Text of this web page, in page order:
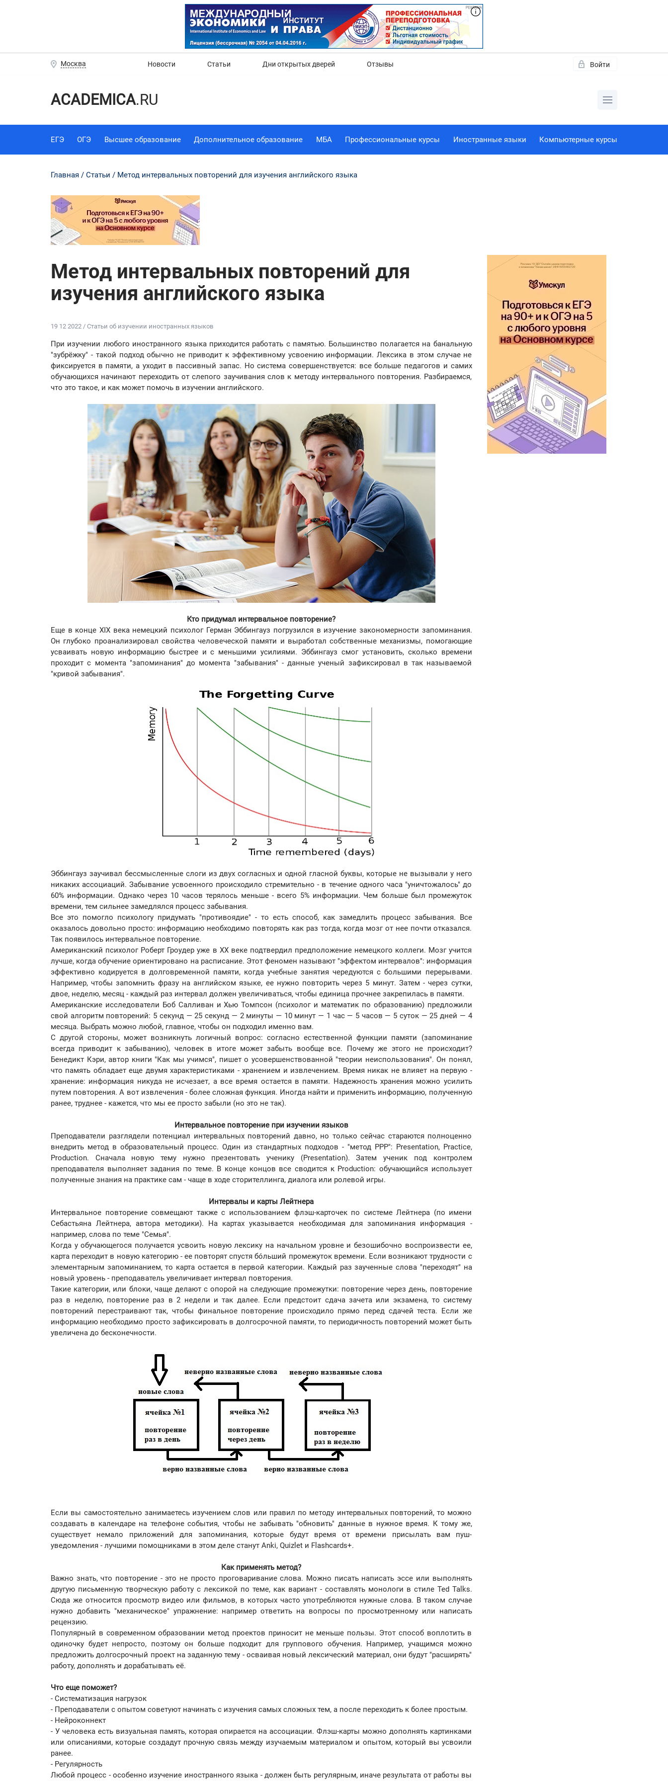
Москва Новости Статьи Дни открытых дверей Отзывы Войти
ACADEMICA.RU
ЕГЭ ОГЭ Высшее образование Дополнительное образование МБА Профессиональные курсы Иностранные языки Компьютерные курсы
Главная Статьи Метод интервальных повторений для изучения английского языка
Метод интервальных повторений для
изучения английского языка
19 12 2022 / Статьи об изучении иностранных языков
При изучении любого иностранного языка приходится работать с памятью. Большинство полагается на банальную
"зубрёжку" - такой подход обычно не приводит к эффективному усвоению информации. Лексика в этом случае не
фиксируется в памяти, а уходит в пассивный запас. Но система совершенствуется: все больше педагогов и самих
обучающихся начинают переходить от слепого заучивания слов к методу интервального повторения. Разбираемся,
что это такое, и как может помочь в изучении английского.
Кто придумал интервальное повторение?
Еще в конце XIX века немецкий психолог Герман Эббингауз погрузился в изучение закономерности запоминания.
Он глубоко проанализировал свойства человеческой памяти и выработал собственные механизмы, помогающие
усваивать новую информацию быстрее и с меньшими усилиями. Эббингауз смог установить, сколько времени
проходит с момента "запоминания" до момента "забывания" - данные ученый зафиксировал в так называемой
"кривой забывания".
Эббингауз заучивал бессмысленные слоги из двух согласных и одной гласной буквы, которые не вызывали у него
никаких ассоциаций. Забывание усвоенного происходило стремительно - в течение одного часа "уничтожалось" до
60% информации. Однако через 10 часов терялось меньше - всего 5% информации. Чем больше был промежуток
времени, тем сильнее замедлялся процесс забывания.
Все это помогло психологу придумать "противоядие" - то есть способ, как замедлить процесс забывания. Все
оказалось довольно просто: информацию необходимо повторять как раз тогда, когда мозг от нее почти отказался.
Так появилось интервальное повторение.
Американский психолог Роберт Гроудер уже в XX веке подтвердил предположение немецкого коллеги. Мозг учится
лучше, когда обучение ориентировано на расписание. Этот феномен называют "эффектом интервалов": информация
эффективно кодируется в долговременной памяти, когда учебные занятия чередуются с большими перерывами.
Например, чтобы запомнить фразу на английском языке, ее нужно повторить через 5 минут. Затем - через сутки,
двое, неделю, месяц - каждый раз интервал должен увеличиваться, чтобы единица прочнее закрепилась в памяти.
Американские исследователи Боб Салливан и Хью Томпсон (психолог и математик по образованию) предложили
свой алгоритм повторений: 5 секунд — 25 секунд — 2 минуты — 10 минут — 1 час — 5 часов — 5 суток — 25 дней — 4
месяца. Выбрать можно любой, главное, чтобы он подходил именно вам.
С другой стороны, может возникнуть логичный вопрос: согласно естественной функции памяти (запоминание
всегда приводит к забыванию), человек в итоге может забыть вообще все. Почему же этого не происходит?
Бенедикт Кэри, автор книги "Как мы учимся", пишет о усовершенствованной "теории неиспользования". Он понял,
что память обладает еще двумя характеристиками - хранением и извлечением. Время никак не влияет на первую -
хранение: информация никуда не исчезает, а все время остается в памяти. Надежность хранения можно усилить
путем повторения. А вот извлечения - более сложная функция. Иногда найти и применить информацию, полученную
ранее, труднее - кажется, что мы ее просто забыли (но это не так).
Интервальное повторение при изучении языков
Преподаватели разглядели потенциал интервальных повторений давно, но только сейчас стараются полноценно
внедрить метод в образовательный процесс. Один из стандартных подходов - "метод РРР": Presentation, Practice,
Production. Сначала новую тему нужно презентовать ученику (Presentation). Затем ученик под контролем
преподавателя выполняет задания по теме. В конце концов все сводится к Production: обучающийся использует
полученные знания на практике сам - чаще в ходе сторителлинга, диалога или ролевой игры.
Интервалы и карты Лейтнера
Интервальное повторение совмещают также с использованием флэш-карточек по системе Лейтнера (по имени
Себастьяна Лейтнера, автора методики). На картах указывается необходимая для запоминания информация -
например, слова по теме "Семья".
Когда у обучающегося получается усвоить новую лексику на начальном уровне и безошибочно воспроизвести ее,
карта переходит в новую категорию - ее повторят спустя бóльший промежуток времени. Если возникают трудности с
элементарным запоминанием, то карта остается в первой категории. Каждый раз заученные слова "переходят" на
новый уровень - преподаватель увеличивает интервал повторения.
Такие категории, или блоки, чаще делают с опорой на следующие промежутки: повторение через день, повторение
раз в неделю, повторение раз в 2 недели и так далее. Если предстоит сдача зачета или экзамена, то систему
повторений перестраивают так, чтобы финальное повторение происходило прямо перед сдачей теста. Если же
информацию необходимо просто зафиксировать в долгосрочной памяти, то периодичность повторений может быть
увеличена до бесконечности.
Если вы самостоятельно занимаетесь изучением слов или правил по методу интервальных повторений, то можно
создавать в календаре на телефоне события, чтобы не забывать "обновить" данные в нужное время. К тому же,
существует немало приложений для запоминания, которые будут время от времени присылать вам пуш-
уведомления - лучшими помощниками в этом деле станут Anki, Quizlet и Flashcards+.
Как применять метод?
Важно знать, что повторение - это не просто проговаривание слова. Можно писать написать эссе или выполнять
другую письменную творческую работу с лексикой по теме, как вариант - составлять монологи в стиле Ted Talks.
Сюда же относится просмотр видео или фильмов, в которых часто употребляются нужные слова. В таком случае
нужно добавить "механическое" упражнение: например ответить на вопросы по просмотренному или написать
рецензию.
Популярный в современном образовании метод проектов приносит не меньше пользы. Этот способ воплотить в
одиночку будет непросто, поэтому он больше подходит для группового обучения. Например, учащимся можно
предложить долгосрочный проект на заданную тему - осваивая новый лексический материал, они будут "расширять"
работу, дополнять и дорабатывать её.
Что еще поможет?
- Систематизация нагрузок
- Преподаватели с опытом советуют начинать с изучения самых сложных тем, а после переходить к более простым.
- Нейроконнект
- У человека есть визуальная память, которая опирается на ассоциации. Флэш-карты можно дополнять картинками
или описаниями, которые создадут прочную связь между изучаемым материалом и опытом, который вы усвоили
ранее.
- Регулярность
Любой процесс - особенно изучение иностранного языка - должен быть регулярным, иначе результата от работы вы
Нет